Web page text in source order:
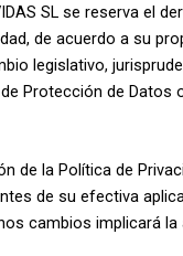
SL se reserva el
de acuerdo a su
legislativo,
Protección de Datos
de la Política de
de su efectiva
cambios implicará